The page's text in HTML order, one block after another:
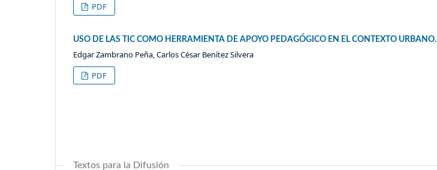
PDF
USO DE LAS TIC COMO HERRAMIENTA DE APOYO PEDAGÓGICO EN EL CONTEXTO URBANO.
Edgar Zambrano Peña, Carlos César Benítez Silvera
PDF
Textos para la Difusión